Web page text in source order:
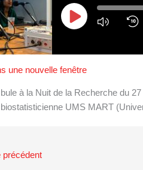
Play
Episode
une nouvelle fenêtre
à la Nuit de la Recherche du
biostatisticienne UMS MART
précédent